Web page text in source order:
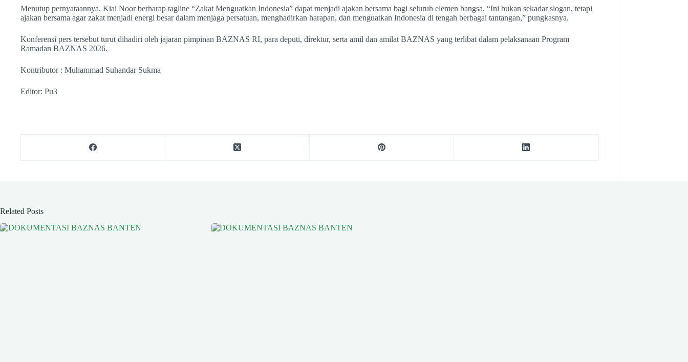
Menutup pernyataannya, Kiai Noor berharap tagline “Zakat Menguatkan Indonesia” dapat menjadi ajakan bersama bagi seluruh elemen bangsa. “Ini bukan sekadar slogan, tetapi
ajakan bersama agar zakat menjadi energi besar dalam menjaga persatuan, menghadirkan harapan, dan menguatkan Indonesia di tengah berbagai tantangan,” pungkasnya.
Konferensi pers tersebut turut dihadiri oleh jajaran pimpinan BAZNAS RI, para deputi, direktur, serta amil dan amilat BAZNAS yang terlibat dalam pelaksanaan Program
Ramadan BAZNAS 2026.
Kontributor : Muhammad Suhandar Sukma
Editor: Pu3
Related Posts